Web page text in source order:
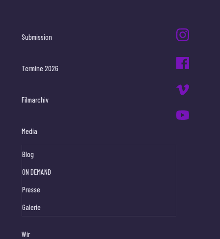
Submission
Termine 2026
Filmarchiv
Media
Blog
ON DEMAND
Presse
Galerie
Wir